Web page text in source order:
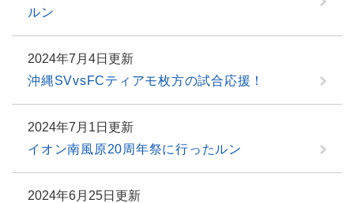
ルン
2024年7月4日更新
沖縄SVvsFCティアモ枚方の試合応援！
2024年7月1日更新
イオン南風原20周年祭に行ったルン
2024年6月25日更新